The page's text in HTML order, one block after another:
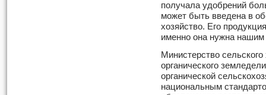
получала удобрений
может быть введена в
хозяйство. Его
именно она нужна
Министерство
органического
органической
национальным